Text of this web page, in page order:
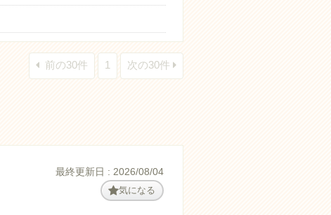
前の30件 1 次の30件
最終更新日 : 2026/08/04
気になる